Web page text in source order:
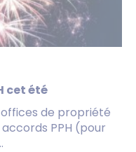
cet été
de propriété
PPH (pour